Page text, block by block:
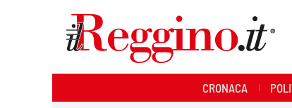
CRONACA